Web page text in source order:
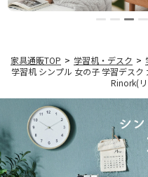
家具通販TOP > 学習机・デスク >
学習机 シンプル 女の子 学習デス
Rinork(